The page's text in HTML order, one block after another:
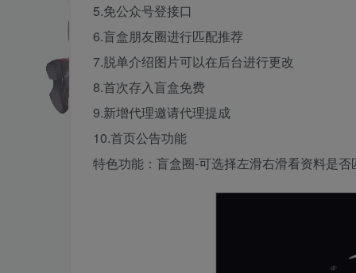
5.免公众号登接口
6.盲盒朋友圈进行匹配推荐
7.脱单介绍图片可以在后台进行更改
8.首次存入盲盒免费
9.新增代理邀请代理提成
10.首页公告功能
特色功能：盲盒圈-可选择左滑右滑看资料是